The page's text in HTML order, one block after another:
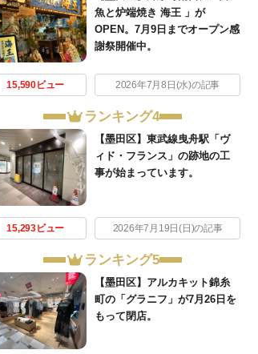
魚と炉端焼き 海王 」が
OPEN。7月9日までオープン感
謝祭開催中。
15,590ビュー 2026年7月8日(水)の記事
ランキング4
【墨田区】東武線曳舟駅「ヴ
ィド・フランス」の跡地の工
事が始まっています。
15,293ビュー 2026年7月19日(日)の記事
ランキング5
【墨田区】アルカキット錦糸
町の「グラニフ」が7月26日を
もって閉店。